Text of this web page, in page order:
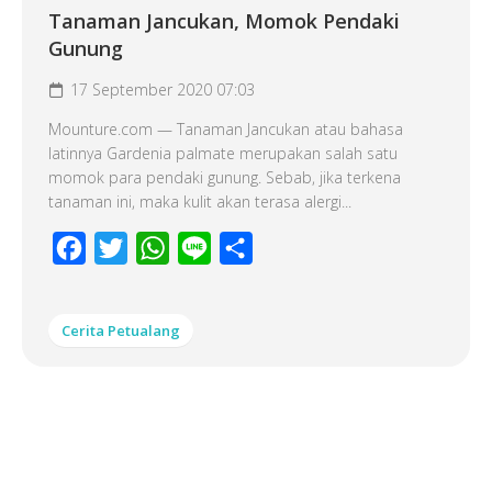
Tanaman Jancukan, Momok Pendaki
Gunung
17 September 2020 07:03
Mounture.com — Tanaman Jancukan atau bahasa
latinnya Gardenia palmate merupakan salah satu
momok para pendaki gunung. Sebab, jika terkena
tanaman ini, maka kulit akan terasa alergi...
Facebook
Twitter WhatsApp
Line
Cerita Petualang